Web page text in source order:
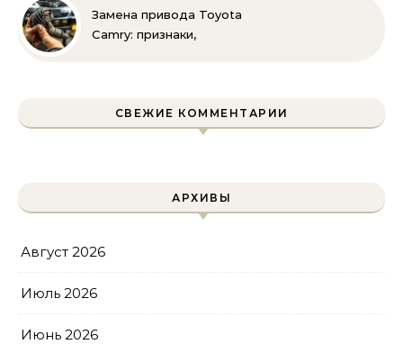
руками
Замена привода Toyota
Camry: признаки,
СВЕЖИЕ КОММЕНТАРИИ
АРХИВЫ
Август 2026
Июль 2026
Июнь 2026